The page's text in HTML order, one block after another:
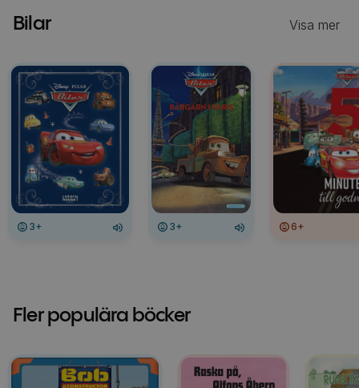
Bilar Visa mer
3+ 3+ 6+
Fler populära böcker